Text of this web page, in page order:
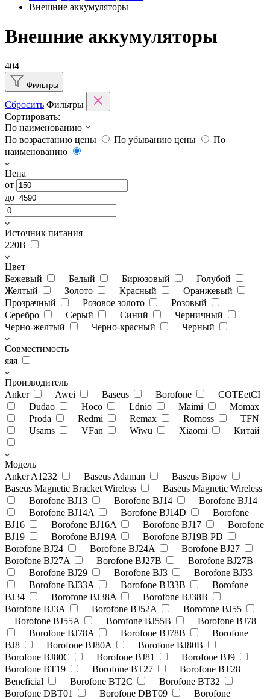
Внешние аккумуляторы
Внешние аккумуляторы
404
Фильтры
Сбросить Фильтры
Сортировать:
По наименованию
По возрастанию цены
По убыванию цены
По
наименованию
Цена
от
до
Источник питания
220В
Цвет
Бежевый
Белый Бирюзовый
Голубой
Желтый
Золото Красный
Оранжевый
Прозрачный
Розовое золото
Розовый
Серебро
Серый Синий
Черничный
Черно-желтый
Черно-красный Черный
Совместимость
яяя
Производитель
Anker
Awei Baseus Borofone
COTEetCI
Dudao
Hoco Ldnio Maimi
Momax
Proda
Redmi Remax Romoss
TFN
Usams
VFan Wiwu Xiaomi Китай
Модель
Anker A1232
Baseus Adaman
Baseus Bipow
Baseus Magnetic Bracket Wireless
Baseus Magnetic Wireless
Borofone BJ13
Borofone BJ14
Borofone BJ14
Borofone BJ14A
Borofone BJ14D
Borofone
BJ16
Borofone BJ16A Borofone BJ17
Borofone
BJ19
Borofone BJ19A
Borofone BJ19B PD
Borofone BJ24
Borofone BJ24A
Borofone BJ27
Borofone BJ27A
Borofone BJ27B
Borofone BJ27B
Borofone BJ29
Borofone BJ3
Borofone BJ33
Borofone BJ33A
Borofone BJ33B
Borofone
BJ34
Borofone BJ38A
Borofone BJ38B
Borofone BJ3A
Borofone BJ52A
Borofone BJ55
Borofone BJ55A
Borofone BJ55B
Borofone BJ78
Borofone BJ78A
Borofone BJ78B
Borofone
BJ8
Borofone BJ80A
Borofone BJ80B
Borofone BJ80C
Borofone BJ81
Borofone BJ9
Borofone BT19
Borofone BT27
Borofone BT28
Beneficial
Borofone BT2C
Borofone BT32
Borofone DBT01
Borofone DBT09
Borofone